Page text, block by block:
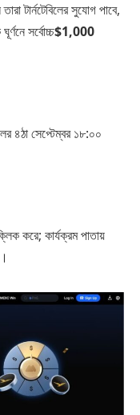
টার্নটেবিলের সুযোগ পাবে,
সর্বোচ্চ$1,000
৪ঠা সেপ্টেম্বর ১৮:০০
করে; কার্যক্রম পাতায়